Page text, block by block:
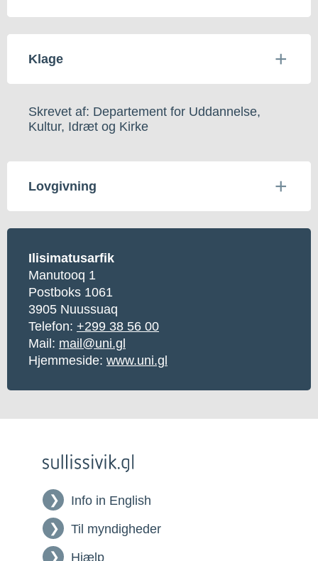
Klage
Skrevet af: Departement for Uddannelse,
Kultur, Idræt og Kirke
Lovgivning
Ilisimatusarfik
Manutooq 1
Postboks 1061
3905 Nuussuaq
Telefon: +299 38 56 00
Mail: mail@uni.gl
Hjemmeside: www.uni.gl
Info in English
Til myndigheder
Hjælp